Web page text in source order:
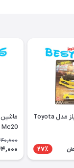
ماشین هات ویلز مدل Toyota
27٪